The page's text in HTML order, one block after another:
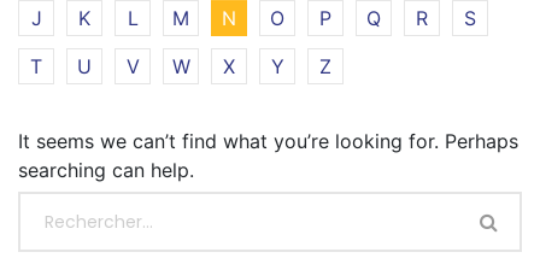
J
K L M N O P Q R
S
T
U V W X Y Z
It seems we can’t find what you’re looking for. Perhaps
searching can help.